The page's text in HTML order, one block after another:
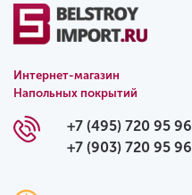
Интернет-магазин
Напольных покрытий
+7 (495) 720 95 96
+7 (903) 720 95 96